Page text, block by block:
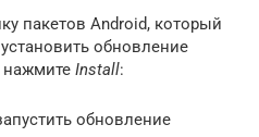
пакетов Android, который
обновление
нажмите Install:
обновление